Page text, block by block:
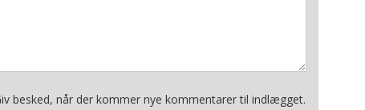
besked, når der kommer nye kommentarer til indlægget.